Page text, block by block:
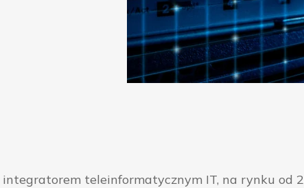
teleinformatycznym IT, na rynku od